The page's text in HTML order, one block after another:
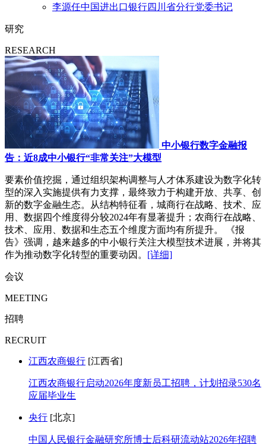
李源任中国进出口银行四川省分行党委书记
研究
RESEARCH
中小银行数字金融报
告：近8成中小银行“非常关注”大模型
要素价值挖掘，通过组织架构调整与人才体系建设为数字化转
型的深入实施提供有力支撑，最终致力于构建开放、共享、创
新的数字金融生态。从结构特征看，城商行在战略、技术、应
用、数据四个维度得分较2024年有显著提升；农商行在战略、
技术、应用、数据和生态五个维度方面均有所提升。 《报
告》强调，越来越多的中小银行关注大模型技术进展，并将其
作为推动数字化转型的重要动因。 [详细]
会议
MEETING
招聘
RECRUIT
江西农商银行 [江西省]
江西农商银行启动2026年度新员工招聘，计划招录530名
应届毕业生
央行 [北京]
中国人民银行金融研究所博士后科研流动站2026年招聘